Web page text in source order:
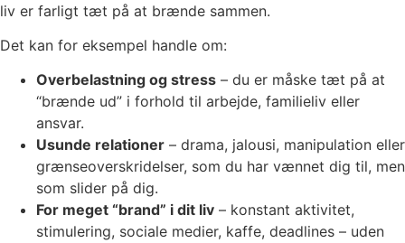
liv er farligt tæt på at brænde sammen.
Det kan for eksempel handle om:
Overbelastning og stress – du er måske tæt på at
“brænde ud” i forhold til arbejde, familieliv eller
ansvar.
Usunde relationer – drama, jalousi, manipulation eller
grænseoverskridelser, som du har vænnet dig til, men
som slider på dig.
For meget “brand” i dit liv – konstant aktivitet,
stimulering, sociale medier, kaffe, deadlines – uden